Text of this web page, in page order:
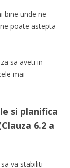
bine unde ne
poate astepta
sa aveti in
mai
si planifica
6.2 a
va stabiliti